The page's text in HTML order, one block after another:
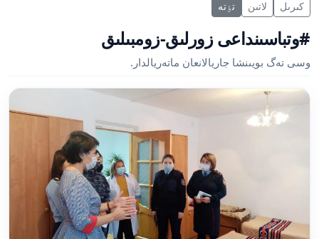
كىرىل لاتىن تٶتە
#وتباسىنداعى زورلىق-زومبىلىق
وسى تەگ بويىنشا جاريالانعان ماتەريالدار.